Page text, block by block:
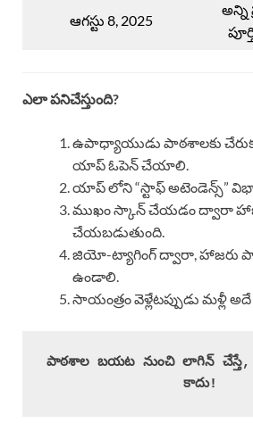
ఆగస్టు 8, 2025
అన్ని
ఎలా పనిచేస్తుంది?
ఉపాధ్యాయుడు పాఠశాలకు
యాప్ ఓపెన్ చేయాలి.
యాప్ లోని “స్టాఫ్ అటెండెన్స్”
ముఖం స్కాన్ చేయడం ద్వారా
చేయబడుతుంది.
జియో-ట్యాగింగ్ ద్వారా, హాజరు
ఉండాలి.
సాయంత్రం వెళ్లేటప్పుడు మళ్లీ అదే
పాఠశాల బయట నుంచి లాగిన్
కాదు!